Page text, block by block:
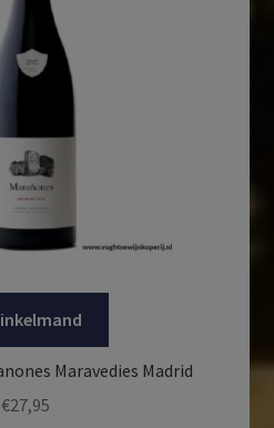
Maravedies Madrid
€27,95